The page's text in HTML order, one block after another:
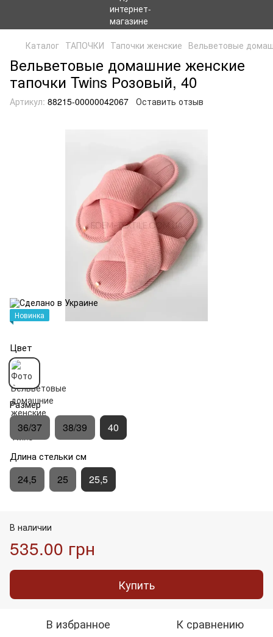
Каталог ТАПОЧКИ Тапочки женские Вельветовые
Вельветовые домашние женские
тапочки Twins Розовый, 40
Артикул: 88215-00000042067 Оставить отзыв
Новинка
Цвет
Размер
36/37 38/39 40
Длина стельки см
24,5 25 25,5
В наличии
535.00 грн
Купить
В избранное К сравнению